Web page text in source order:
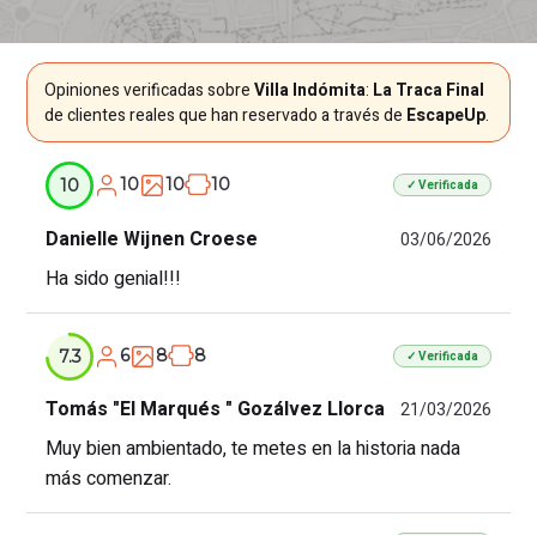
Opiniones verificadas sobreVilla Indómita: La Traca Final
de clientes reales que han reservado a través de EscapeUp.
10 10 10 10 ✓ Verificada
Danielle Wijnen Croese 03/06/2026
Ha sido genial!!!
7.3 6 8 8 ✓ Verificada
Tomás "El Marqués " Gozálvez Llorca 21/03/2026
Muy bien ambientado, te metes en la historia nada
más comenzar.